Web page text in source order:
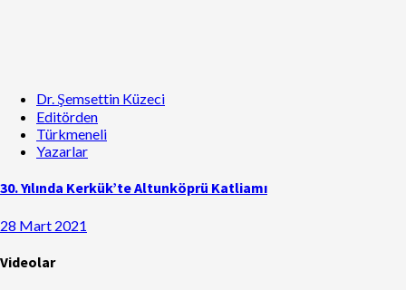
Dr. Şemsettin Küzeci
Editörden
Türkmeneli
Yazarlar
30. Yılında Kerkük’te Altunköprü Katliamı
28 Mart 2021
Videolar